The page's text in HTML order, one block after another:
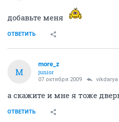
добавьте меня
ОТВЕТИТЬ
M
more_z
junior
07 октября 2009 vikdarya
а скажите и мне я тоже
ОТВЕТИТЬ